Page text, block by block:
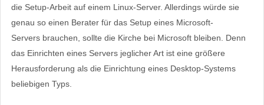
die Setup-Arbeit auf einem Linux-Server. Allerdings würde sie
genau so einen Berater für das Setup eines Microsoft-
Servers brauchen, sollte die Kirche bei Microsoft bleiben. Denn
das Einrichten eines Servers jeglicher Art ist eine größere
Herausforderung als die Einrichtung eines Desktop-Systems
beliebigen Typs.